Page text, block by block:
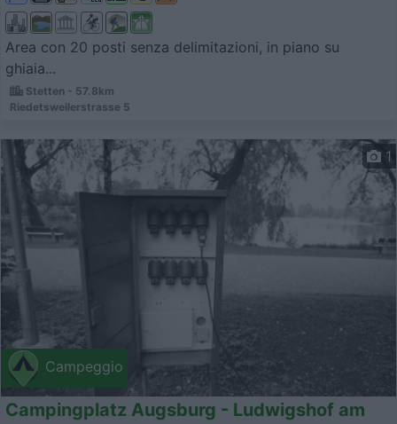
Area con 20 posti senza delimitazioni, in piano su
ghiaia...
Stetten - 57.8km
Riedetsweilerstrasse 5
Campeggio
1
Campingplatz Augsburg - Ludwigshof am